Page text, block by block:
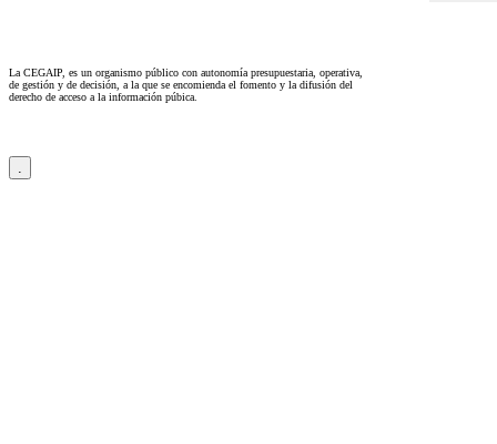
La CEGAIP, es un organismo público con autonomía presupuestaria, operativa,
de gestión y de decisión, a la que se encomienda el fomento y la difusión del
derecho de acceso a la información púbica.